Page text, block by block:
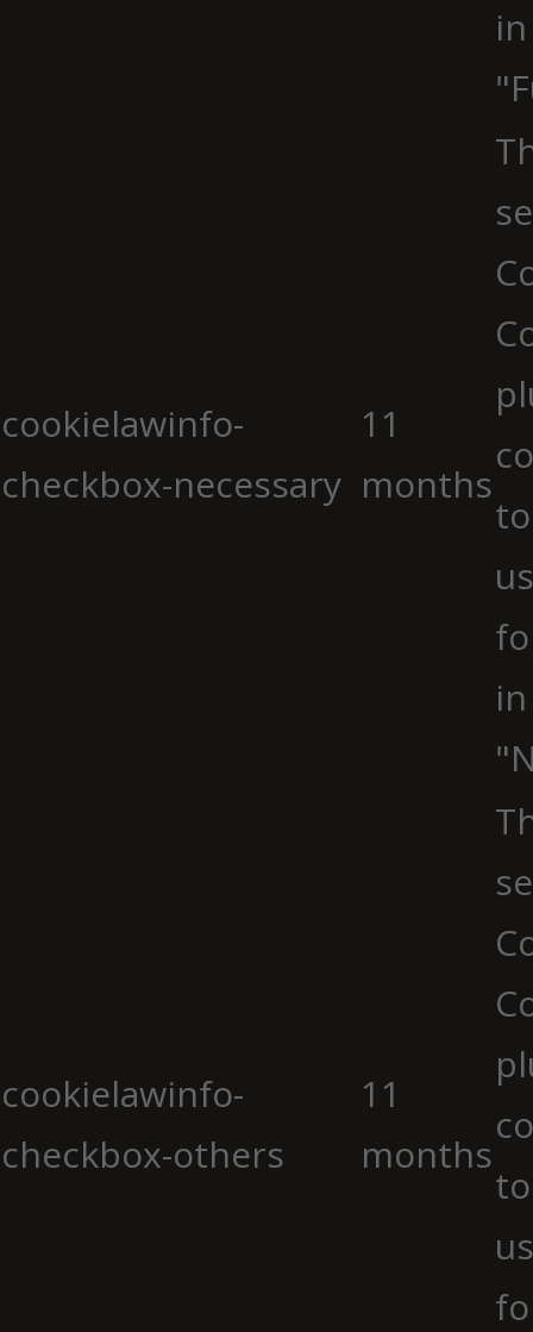
cookielawinfo-
checkbox-necessary
11
months
cookielawinfo-
checkbox-others
11
months